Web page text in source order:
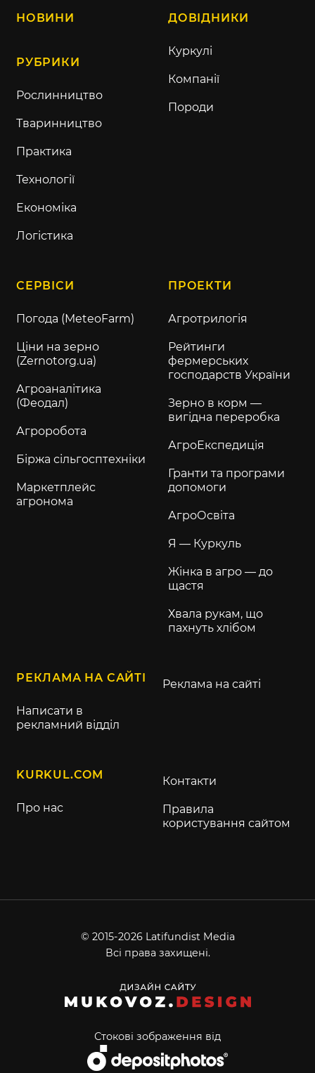
НОВИНИ
РУБРИКИ
Рослинництво
Тваринництво
Практика
Технології
Економіка
Логістика
ДОВІДНИКИ
Куркулі
Компанії
Породи
СЕРВІСИ
Погода (MeteoFarm)
Ціни на зерно
(Zernotorg.ua)
Агроаналітика
(Феодал)
Агроробота
Біржа сільгосптехніки
Маркетплейс
агронома
ПРОЕКТИ
Агротрилогія
Рейтинги
фермерських
господарств України
Зерно в корм —
вигідна переробка
АгроЕкспедиція
Гранти та програми
допомоги
АгроОсвіта
Я — Куркуль
Жінка в агро — до
щастя
Хвала рукам, що
пахнуть хлібом
РЕКЛАМА НА САЙТІ
Написати в
рекламний відділ
Реклама на сайті
KURKUL.COM
Про нас
Контакти
Правила
користування сайтом
© 2015-2026 Latifundist Media
Всі права захищені.
Стокові зображення від